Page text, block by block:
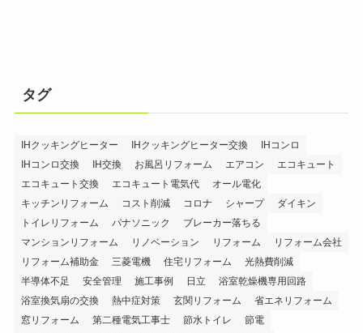
タグ
IHクッキングヒーター IHクッキングヒーター交換
IHコンロ
IHコンロ交換
IH交換 お風呂リフォーム エアコン
エコキュート
エコキュート交換
エコキュート電気代
オール電化
キッチンリフォーム
コスト削減 コロナ シャープ
ダイキン
トイレリフォーム
パナソニック
ブレーカー落ちる
マンションリフォーム
リノベーション リフォーム
リフォーム会社
リフォーム補助金
三菱電機 住宅リフォーム
光熱費削減
半導体不足
安全管理 施工事例 日立
浴室乾燥機専用回路
浴室換気扇の交換
熱中症対策 玄関リフォーム
省エネリフォーム
窓リフォーム
第二種電気工事士 節水トイレ
節電